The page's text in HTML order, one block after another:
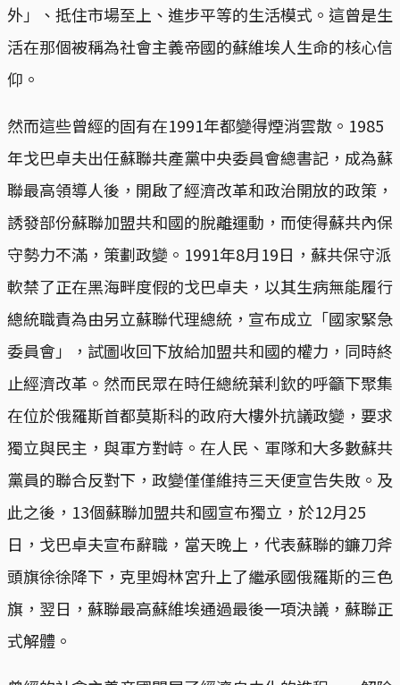
外」、抵住市場至上、進步平等的生活模式。這曾是生
活在那個被稱為社會主義帝國的蘇維埃人生命的核心信
仰。
然而這些曾經的固有在1991年都變得煙消雲散。1985
年戈巴卓夫出任蘇聯共產黨中央委員會總書記，成為蘇
聯最高領導人後，開啟了經濟改革和政治開放的政策，
誘發部份蘇聯加盟共和國的脫離運動，而使得蘇共內保
守勢力不滿，策劃政變。1991年8月19日，蘇共保守派
軟禁了正在黑海畔度假的戈巴卓夫，以其生病無能履行
總統職責為由另立蘇聯代理總統，宣布成立「國家緊急
委員會」，試圖收回下放給加盟共和國的權力，同時終
止經濟改革。然而民眾在時任總統葉利欽的呼籲下聚集
在位於俄羅斯首都莫斯科的政府大樓外抗議政變，要求
獨立與民主，與軍方對峙。在人民、軍隊和大多數蘇共
黨員的聯合反對下，政變僅僅維持三天便宣告失敗。及
此之後，13個蘇聯加盟共和國宣布獨立，於12月25
日，戈巴卓夫宣布辭職，當天晚上，代表蘇聯的鐮刀斧
頭旗徐徐降下，克里姆林宮升上了繼承國俄羅斯的三色
旗，翌日，蘇聯最高蘇維埃通過最後一項決議，蘇聯正
式解體。